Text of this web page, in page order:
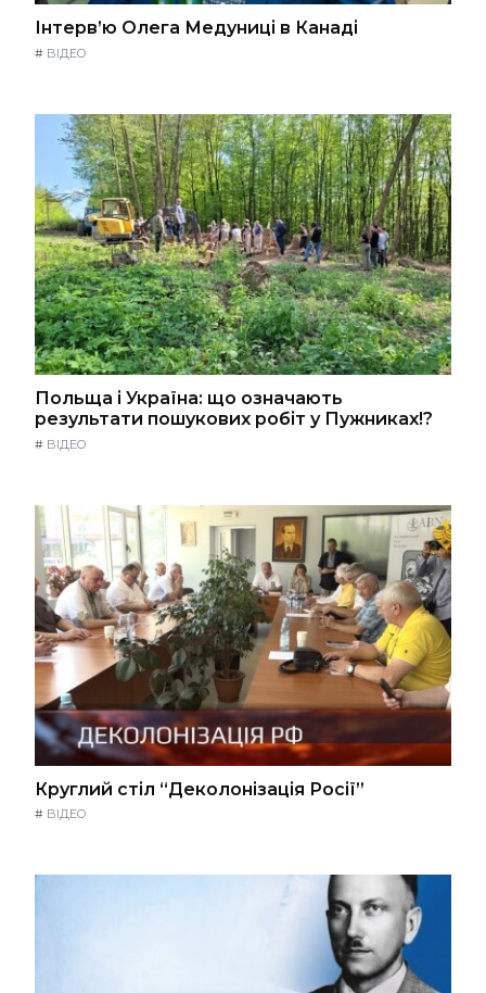
Інтерв’ю Олега Медуниці в Канаді
# ВІДЕО
Польща і Україна: що означають
результати пошукових робіт у Пужниках!?
# ВІДЕО
Круглий стіл “Деколонізація Росії”
# ВІДЕО